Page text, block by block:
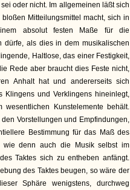
oder nicht. Im allgemeinen läßt sich
Mitteilungsmittel macht, sich in
absolut festen Maße für die
dürfe, als dies in dem musikalischen
Haltlose, das einer Festigkeit,
Rede aber braucht dies Feste nicht,
Anhalt hat und andererseits sich
und Verklingens hineinlegt,
Kunstelemente behält.
Vorstellungen und Empfindungen,
Bestimmung für das Maß des
wie denn auch die Musik selbst im
Taktes sich zu entheben anfängt.
des Taktes beugen, so wäre der
Sphäre wenigstens, durchweg